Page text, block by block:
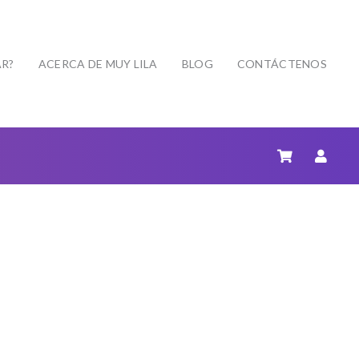
ACERCA DE MUY LILA BLOG CONTÁCTENOS